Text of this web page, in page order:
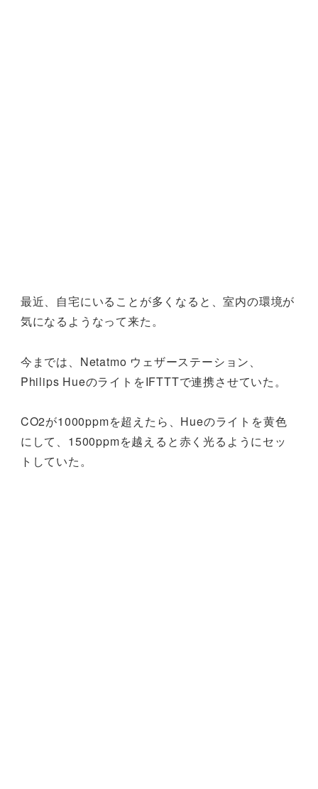
最近、自宅にいることが多くなると、室内の環境が
気になるようなって来た。
今までは、Netatmo ウェザーステーション、
Philips HueのライトをIFTTTで連携させていた。
CO2が1000ppmを超えたら、Hueのライトを黄色
にして、1500ppmを越えると赤く光るようにセッ
トしていた。